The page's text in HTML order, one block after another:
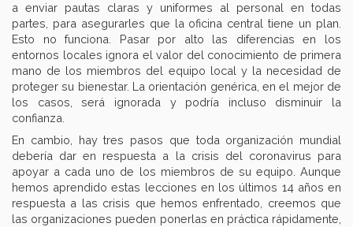
a enviar pautas claras y uniformes al personal en todas
partes, para asegurarles que la oficina central tiene un plan.
Esto no funciona. Pasar por alto las diferencias en los
entornos locales ignora el valor del conocimiento de primera
mano de los miembros del equipo local y la necesidad de
proteger su bienestar. La orientación genérica, en el mejor de
los casos, será ignorada y podría incluso disminuir la
confianza.
En cambio, hay tres pasos que toda organización mundial
debería dar en respuesta a la crisis del coronavirus para
apoyar a cada uno de los miembros de su equipo. Aunque
hemos aprendido estas lecciones en los últimos 14 años en
respuesta a las crisis que hemos enfrentado, creemos que
las organizaciones pueden ponerlas en práctica rápidamente,